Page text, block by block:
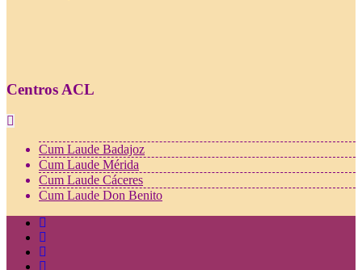
Centros ACL
Cum Laude Badajoz
Cum Laude Mérida
Cum Laude Cáceres
Cum Laude Don Benito